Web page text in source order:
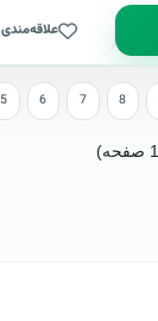
علاقه‌مندی
5 6 7 8